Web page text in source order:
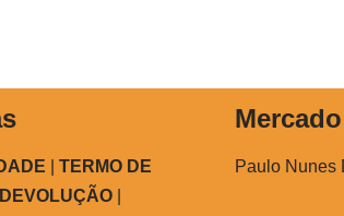
TERMO DE
|
Paulo Nunes